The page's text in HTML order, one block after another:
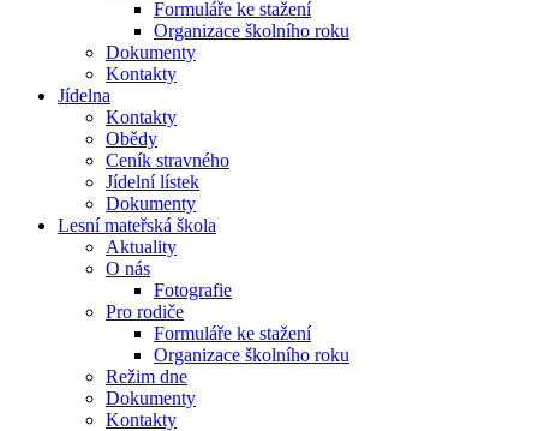
Formuláře ke stažení
Organizace školního roku
Dokumenty
Kontakty
Jídelna
Kontakty
Obědy
Ceník stravného
Jídelní lístek
Dokumenty
Lesní mateřská škola
Aktuality
O nás
Fotografie
Pro rodiče
Formuláře ke stažení
Organizace školního roku
Režim dne
Dokumenty
Kontakty